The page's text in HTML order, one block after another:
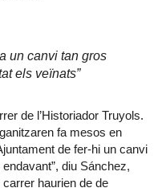
un canvi tan gros
els veïnats”
de l’Historiador Truyols.
fa mesos en
de fer-hi un canvi
diu Sánchez,
haurien de de